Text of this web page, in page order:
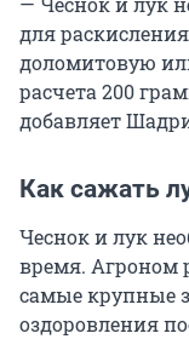
для
доломитовую
расчета 200
добавляет
Как сажать
Чеснок и лук
время. Агроном
самые крупные
оздоровления